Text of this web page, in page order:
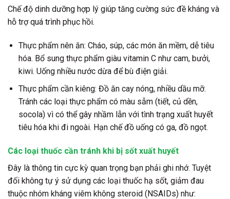
Chế độ dinh dưỡng hợp lý giúp tăng cường sức đề kháng và
hỗ trợ quá trình phục hồi.
Thực phẩm nên ăn: Cháo, súp, các món ăn mềm, dễ tiêu
hóa. Bổ sung thực phẩm giàu vitamin C như cam, bưởi,
kiwi. Uống nhiều nước dừa để bù điện giải.
Thực phẩm cần kiêng: Đồ ăn cay nóng, nhiều dầu mỡ.
Tránh các loại thực phẩm có màu sẫm (tiết, củ dền,
socola) vì có thể gây nhầm lẫn với tình trạng xuất huyết
tiêu hóa khi đi ngoài. Hạn chế đồ uống có ga, đồ ngọt.
Các loại thuốc cần tránh khi bị sốt xuất huyết
Đây là thông tin cực kỳ quan trọng bạn phải ghi nhớ. Tuyệt
đối không tự ý sử dụng các loại thuốc hạ sốt, giảm đau
thuộc nhóm kháng viêm không steroid (NSAIDs) như: